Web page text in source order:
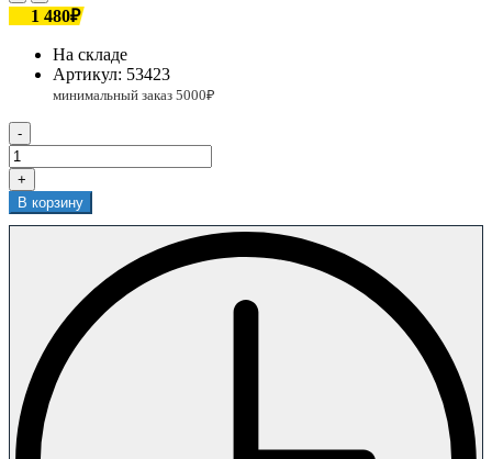
1 480₽
На складе
Артикул: 53423
-
+
В корзину